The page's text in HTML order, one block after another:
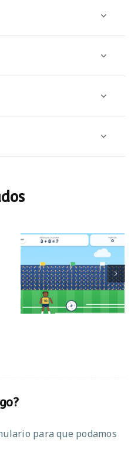
Partido de sumas
para que podamos